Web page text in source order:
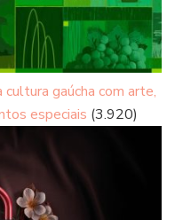
gaúcha com arte,
especiais (3.920)